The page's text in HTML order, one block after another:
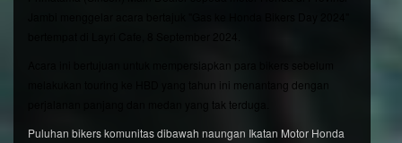
Acara ini bertujuan untuk mempersiapkan para bikers sebelum
melakukan touring ke HBD yang tahun ini menantang dengan
perjalanan panjang dan medan yang tak terduga.
Puluhan bikers komunitas dibawah naungan Ikatan Motor Honda